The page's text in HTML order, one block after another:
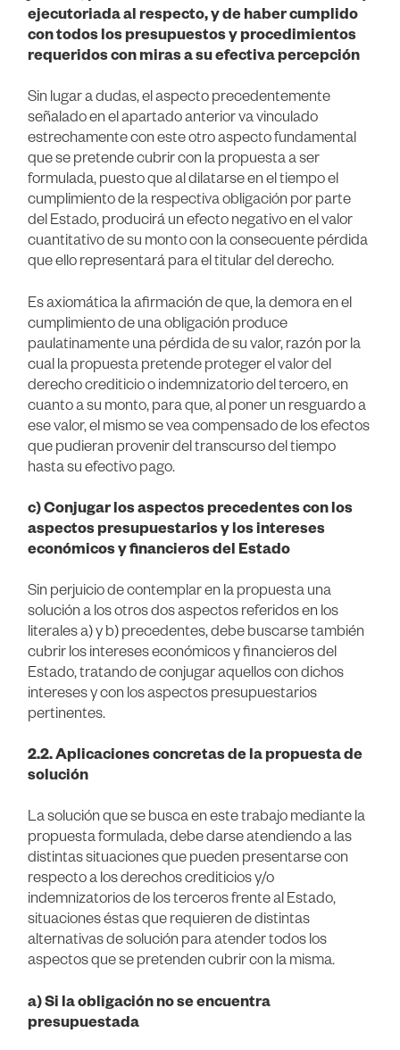
ejecutoriada al respecto, y de haber cumplido
con todos los presupuestos y procedimientos
requeridos con miras a su efectiva percepción
Sin lugar a dudas, el aspecto precedentemente
señalado en el apartado anterior va vinculado
estrechamente con este otro aspecto fundamental
que se pretende cubrir con la propuesta a ser
formulada, puesto que al dilatarse en el tiempo el
cumplimiento de la respectiva obligación por parte
del Estado, producirá un efecto negativo en el valor
cuantitativo de su monto con la consecuente pérdida
que ello representará para el titular del derecho.
Es axiomática la afirmación de que, la demora en el
cumplimiento de una obligación produce
paulatinamente una pérdida de su valor, razón por la
cual la propuesta pretende proteger el valor del
derecho crediticio o indemnizatorio del tercero, en
cuanto a su monto, para que, al poner un resguardo a
ese valor, el mismo se vea compensado de los efectos
que pudieran provenir del transcurso del tiempo
hasta su efectivo pago.
c) Conjugar los aspectos precedentes con los
aspectos presupuestarios y los intereses
económicos y financieros del Estado
Sin perjuicio de contemplar en la propuesta una
solución a los otros dos aspectos referidos en los
literales a) y b) precedentes, debe buscarse también
cubrir los intereses económicos y financieros del
Estado, tratando de conjugar aquellos con dichos
intereses y con los aspectos presupuestarios
pertinentes.
2.2. Aplicaciones concretas de la propuesta de
solución
La solución que se busca en este trabajo mediante la
propuesta formulada, debe darse atendiendo a las
distintas situaciones que pueden presentarse con
respecto a los derechos crediticios y/o
indemnizatorios de los terceros frente al Estado,
situaciones éstas que requieren de distintas
alternativas de solución para atender todos los
aspectos que se pretenden cubrir con la misma.
a) Si la obligación no se encuentra
presupuestada